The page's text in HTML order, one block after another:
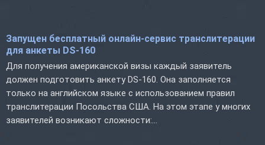
Запущен бесплатный онлайн-сервис транслитерации
для анкеты DS-160
Для получения американской визы каждый заявитель
должен подготовить анкету DS-160. Она заполняется
только на английском языке с использованием правил
транслитерации Посольства США. На этом этапе у многих
заявителей возникают сложности:...